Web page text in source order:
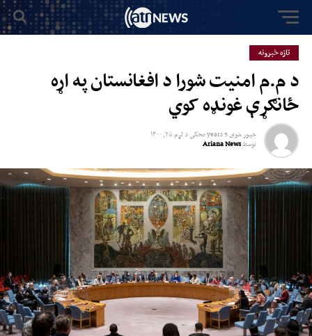
تازه خبرونه
د م.م امنیت شورا د افغانستان په اړه
ځانګړې غونډه کوي
خپور شوی5 years مخکي د لړم ۲۵, ۱۴۰۰
توسطAriana News